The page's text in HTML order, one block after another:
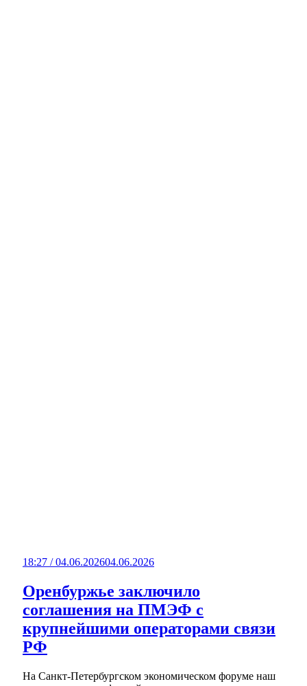
18:27 / 04.06.202604.06.2026
Оренбуржье заключило
соглашения на ПМЭФ с
крупнейшими операторами связи
РФ
На Санкт-Петербургском экономическом форуме наш